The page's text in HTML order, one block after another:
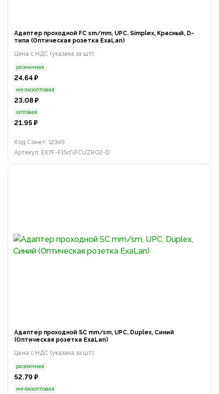
Адаптер проходной FC sm/mm, UPC, Simplex, Красный, D-
типа (Оптическая розетка ExaLan)
Цена с НДС (указана за шт):
розничная
24.64 ₽
мелкооптовая
23.08 ₽
оптовая
21.95 ₽
Код Сонет: 12349
Артикул: EX7F-F1Sd\FCUZRO2-D
Адаптер проходной SC mm/sm, UPC, Duplex, Синий
(Оптическая розетка ExaLan)
Цена с НДС (указана за шт):
розничная
52.79 ₽
мелкооптовая